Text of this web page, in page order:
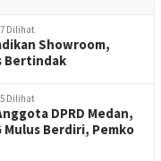
Dilihat
Showroom,
Bertindak
Dilihat
DPRD Medan,
Mulus Berdiri, Pemko